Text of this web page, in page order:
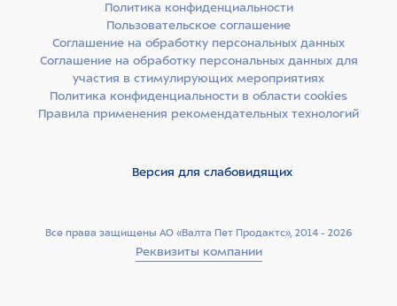
Все права защищены АО «Валта Пет Продактс», 2014 - 2026
Реквизиты компании
Политика конфиденциальности
Пользовательское соглашение
Соглашение на обработку персональных данных
Соглашение на обработку персональных данных для
участия в стимулирующих мероприятиях
Политика конфиденциальности в области cookies
Правила применения рекомендательных технологий
Версия для слабовидящих